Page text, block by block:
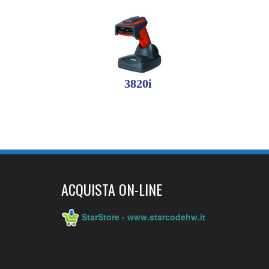
3820i
ACQUISTA ON-LINE
StarStore - www.starcodehw.it